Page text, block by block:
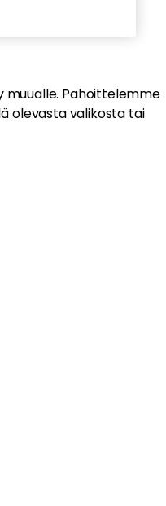
muualle. Pahoittelemme
olevasta valikosta tai